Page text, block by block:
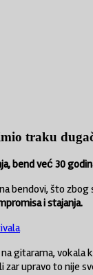
traku
bend već 30
što
i stajanja.
gitarama,
upravo to nije